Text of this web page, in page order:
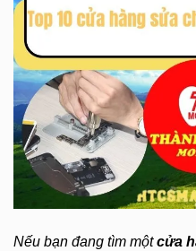
Nếu bạn đang tìm mộtcửa